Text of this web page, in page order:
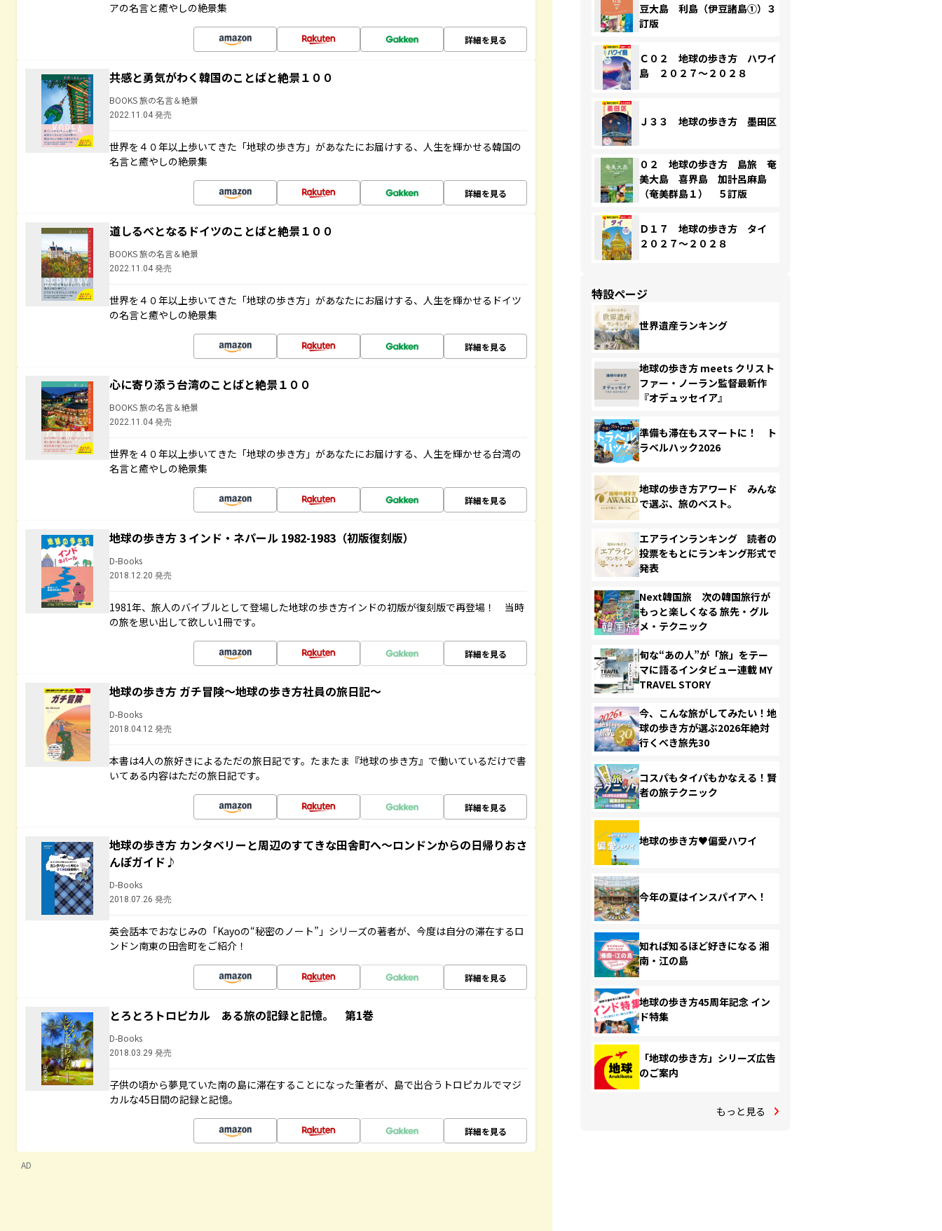
アの名言と癒やしの絶景集
詳細を見る
共感と勇気がわく韓国のことばと絶景１００
BOOKS 旅の名言＆絶景
2022.11.04 発売
世界を４０年以上歩いてきた「地球の歩き方」があなたにお届けする、人生を輝かせる韓国の
名言と癒やしの絶景集
詳細を見る
道しるべとなるドイツのことばと絶景１００
BOOKS 旅の名言＆絶景
2022.11.04 発売
世界を４０年以上歩いてきた「地球の歩き方」があなたにお届けする、人生を輝かせるドイツ
の名言と癒やしの絶景集
詳細を見る
心に寄り添う台湾のことばと絶景１００
BOOKS 旅の名言＆絶景
2022.11.04 発売
世界を４０年以上歩いてきた「地球の歩き方」があなたにお届けする、人生を輝かせる台湾の
名言と癒やしの絶景集
詳細を見る
地球の歩き方 3 インド・ネパール 1982-1983（初版復刻版）
D-Books
2018.12.20 発売
1981年、旅人のバイブルとして登場した地球の歩き方インドの初版が復刻版で再登場！ 当時
の旅を思い出して欲しい1冊です。
詳細を見る
地球の歩き方 ガチ冒険～地球の歩き方社員の旅日記～
D-Books
2018.04.12 発売
本書は4人の旅好きによるただの旅日記です。たまたま『地球の歩き方』で働いているだけで書
いてある内容はただの旅日記です。
詳細を見る
地球の歩き方 カンタベリーと周辺のすてきな田舎町へ～ロンドンからの日帰りおさ
んぽガイド♪
D-Books
2018.07.26 発売
英会話本でおなじみの「Kayoの“秘密のノート”」シリーズの著者が、今度は自分の滞在するロ
ンドン南東の田舎町をご紹介！
詳細を見る
とろとろトロピカル ある旅の記録と記憶。 第1巻
D-Books
2018.03.29 発売
子供の頃から夢見ていた南の島に滞在することになった筆者が、島で出合うトロピカルでマジ
カルな45日間の記録と記憶。
詳細を見る
AD
豆大島 利島（伊豆諸島①）３
訂版
Ｃ０２ 地球の歩き方 ハワイ
島 ２０２７～２０２８
Ｊ３３ 地球の歩き方 墨田区
０２ 地球の歩き方 島旅 奄
美大島 喜界島 加計呂麻島
（奄美群島１） ５訂版
Ｄ１７ 地球の歩き方 タイ
２０２７～２０２８
特設ページ
世界遺産ランキング
地球の歩き方 meets クリスト
ファー・ノーラン監督最新作
『オデュッセイア』
準備も滞在もスマートに！ ト
ラベルハック2026
地球の歩き方アワード みんな
で選ぶ、旅のベスト。
エアラインランキング 読者の
投票をもとにランキング形式で
発表
Next韓国旅 次の韓国旅行が
もっと楽しくなる 旅先・グル
メ・テクニック
旬な“あの人”が「旅」をテー
マに語るインタビュー連載 MY
TRAVEL STORY
今、こんな旅がしてみたい！地
球の歩き方が選ぶ2026年絶対
行くべき旅先30
コスパもタイパもかなえる！賢
者の旅テクニック
地球の歩き方♥偏愛ハワイ
今年の夏はインスパイアへ！
知れば知るほど好きになる 湘
南・江の島
地球の歩き方45周年記念 イン
ド特集
「地球の歩き方」シリーズ広告
のご案内
もっと見る